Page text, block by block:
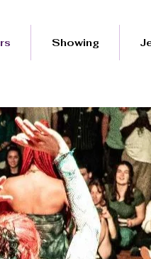
Showing